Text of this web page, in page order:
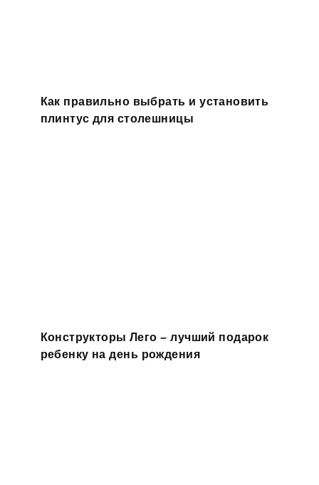
Как правильно выбрать и установить
плинтус для столешницы
Конструкторы Лего – лучший подарок
ребенку на день рождения